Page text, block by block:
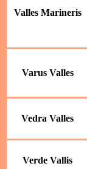
Valles Marineris
Varus Valles
Vedra Valles
Verde Vallis